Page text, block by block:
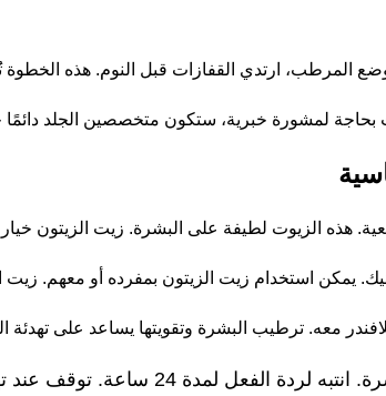
المرطب، ارتدي القفازات قبل النوم. هذه
بحاجة لمشورة خبرية، ستكون متخصصين الجلد
هذه الزيوت لطيفة على البشرة. زيت الزيتون خيار
يمكن استخدام زيت الزيتون بمفرده أو معهم. زيت
معه. ترطيب البشرة وتقويتها يساعد على تهدئة
24 ساعة. توقف عند تهيج أو حساسية.